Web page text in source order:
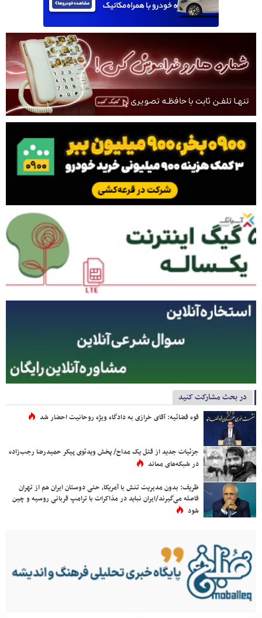
در بحث مشارکت کنید
قوه قضائیه: آقای خرازی به دادگاه ویژه روحانیت احضار شد
جزئیات جدید از قتل یک مداح/ پخش ویدئوی پیکر حمیدرضا رجب‌زاده
در شبکه‌های معاند
ظریف: بدون مدیریت تنش با آمریکا، حتی دوستان ایران هم از تهران
فاصله می‌گیرند/ایران نباید در مذاکرات با ترامپ قربانی روسیه و چین
شود